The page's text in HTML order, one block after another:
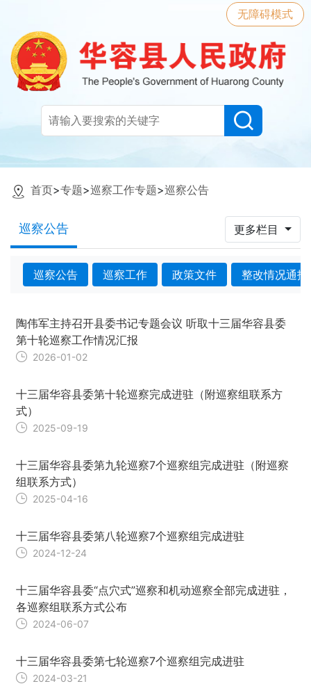
无障碍模式
首页>专题>巡察工作专题>巡察公告
巡察公告 更多栏目
巡察公告 巡察工作 政策文件 整改情况通报
陶伟军主持召开县委书记专题会议 听取十三届华容县委
第十轮巡察工作情况汇报
2026-01-02
十三届华容县委第十轮巡察完成进驻（附巡察组联系方
式）
2025-09-19
十三届华容县委第九轮巡察7个巡察组完成进驻（附巡察
组联系方式）
2025-04-16
十三届华容县委第八轮巡察7个巡察组完成进驻
2024-12-24
十三届华容县委“点穴式”巡察和机动巡察全部完成进驻，
各巡察组联系方式公布
2024-06-07
十三届华容县委第七轮巡察7个巡察组完成进驻
2024-03-21